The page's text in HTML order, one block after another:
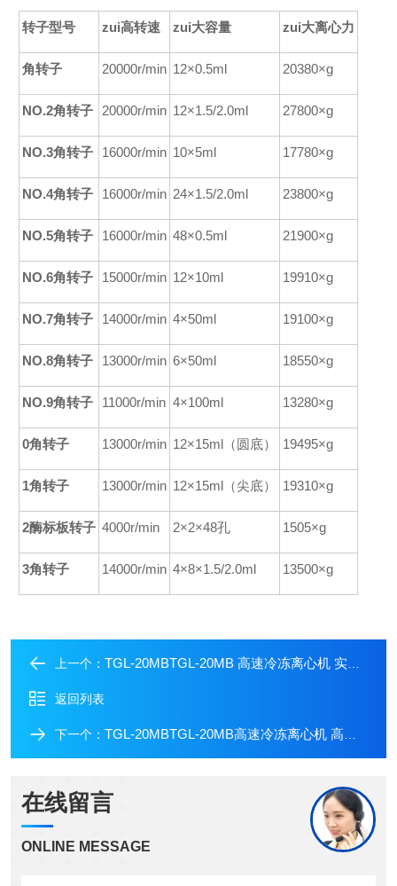
转子型号 zui高转速 zui大容量 zui大离心力
角转子 20000r/min 12×0.5ml 20380×g
NO.2角转子 20000r/min 12×1.5/2.0ml 27800×g
NO.3角转子 16000r/min 10×5ml 17780×g
NO.4角转子 16000r/min 24×1.5/2.0ml 23800×g
NO.5角转子 16000r/min 48×0.5ml 21900×g
NO.6角转子 15000r/min 12×10ml 19910×g
NO.7角转子 14000r/min 4×50ml 19100×g
NO.8角转子 13000r/min 6×50ml 18550×g
NO.9角转子 11000r/min 4×100ml 13280×g
0角转子 13000r/min 12×15ml（圆底） 19495×g
1角转子 13000r/min 12×15ml（尖底） 19310×g
2酶标板转子 4000r/min 2×2×48孔 1505×g
3角转子 14000r/min 4×8×1.5/2.0ml 13500×g
上一个： TGL-20MBTGL-20MB 高速冷冻离心机 实验室离心机
返回列表
下一个： TGL-20MBTGL-20MB高速冷冻离心机 高速离心机
在线留言
ONLINE MESSAGE